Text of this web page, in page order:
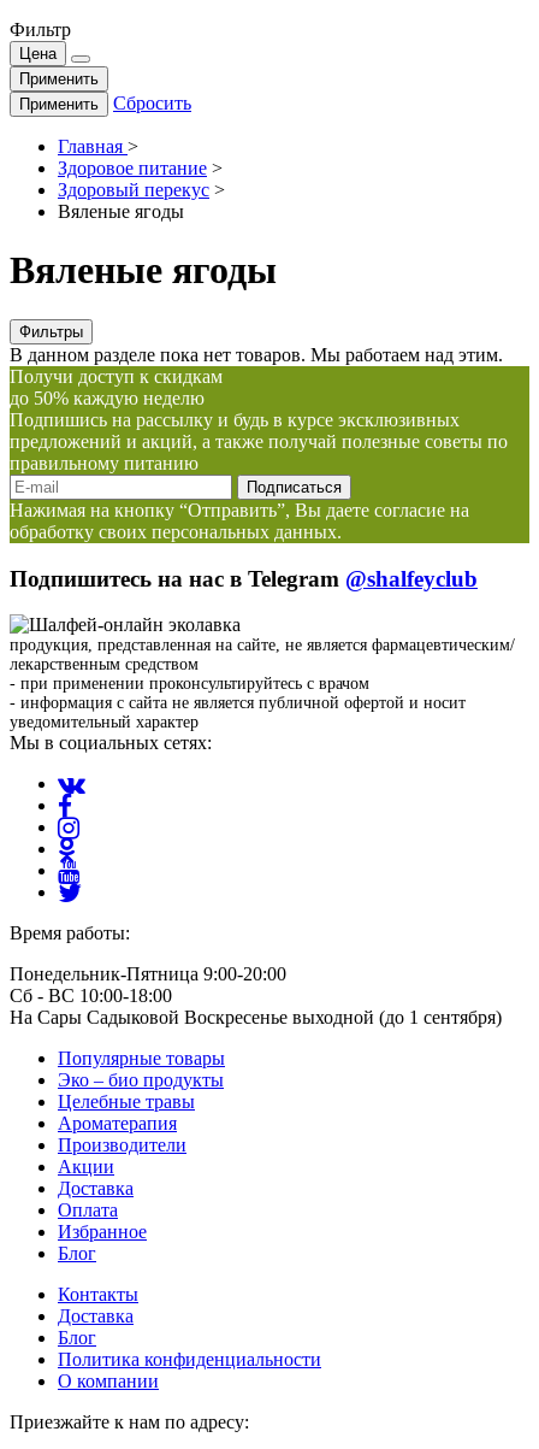
Фильтр
Цена
Применить
Применить
Сбросить
Главная >
Здоровое питание >
Здоровый перекус >
Вяленые ягоды
Вяленые ягоды
Фильтры
В данном разделе пока нет товаров. Мы работаем над этим.
Получи доступ к скидкам
до 50% каждую неделю
Подпишись на рассылку и будь в курсе эксклюзивных
предложений и акций, а также получай полезные советы по
правильному питанию
Нажимая на кнопку “Отправить”, Вы даете согласие на
обработку своих персональных данных.
Подпишитесь на нас в Telegram @shalfeyclub
продукция, представленная на сайте, не является фармацевтическим/
лекарственным средством
- при применении проконсультируйтесь с врачом
- информация с сайта не является публичной офертой и носит
уведомительный характер
Мы в социальных сетях:
Время работы:
Понедельник-Пятница 9:00-20:00
Сб - ВС 10:00-18:00
На Сары Садыковой Воскресенье выходной (до 1 сентября)
Популярные товары
Эко – био продукты
Целебные травы
Ароматерапия
Производители
Акции
Доставка
Оплата
Избранное
Блог
Контакты
Доставка
Блог
Политика конфиденциальности
О компании
Приезжайте к нам по адресу: